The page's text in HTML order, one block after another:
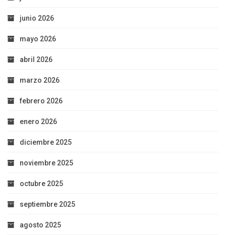
junio 2026
mayo 2026
abril 2026
marzo 2026
febrero 2026
enero 2026
diciembre 2025
noviembre 2025
octubre 2025
septiembre 2025
agosto 2025